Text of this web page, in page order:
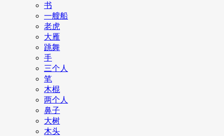
书
一艘船
老虎
大雁
跳舞
手
三个人
笔
木棍
两个人
鼻子
大树
木头